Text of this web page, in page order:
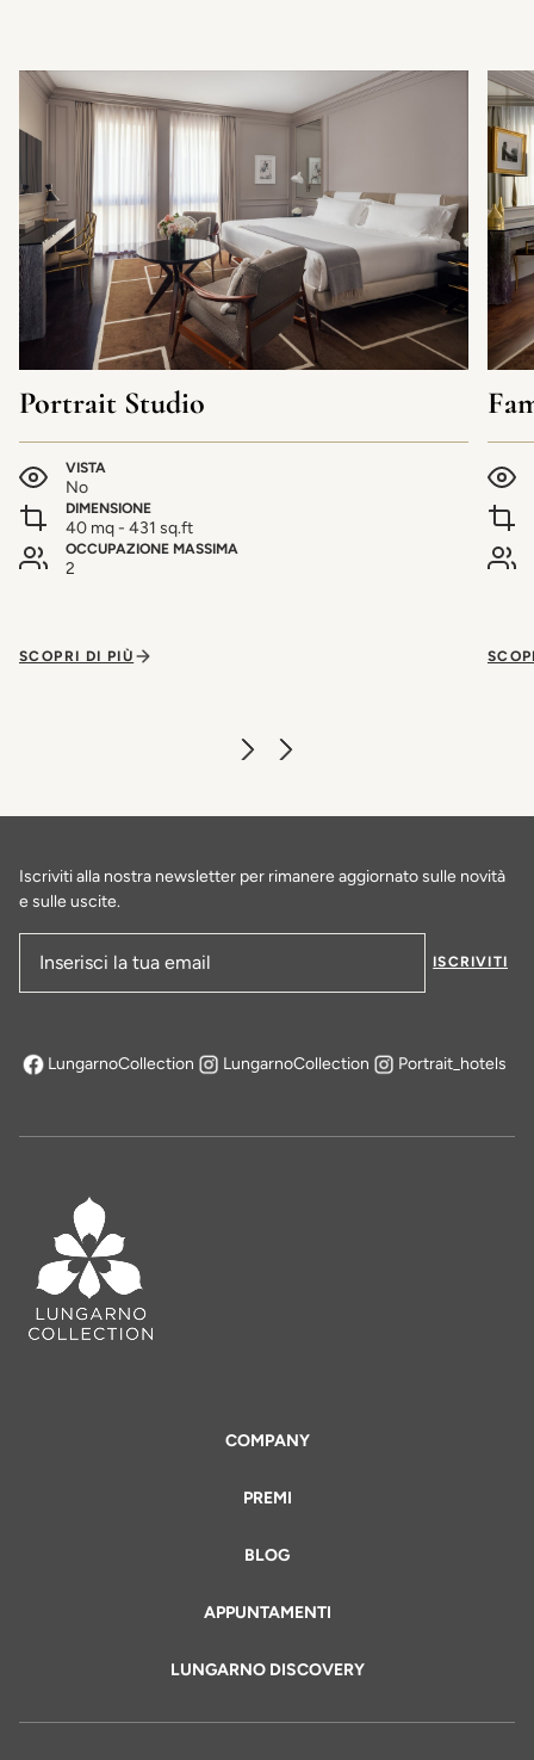
Portrait Studio
VISTA
No
DIMENSIONE
40 mq - 431 sq.ft
OCCUPAZIONE MASSIMA
2
SCOPRI DI PIÙ
COMPANY
PREMI
BLOG
APPUNTAMENTI
LUNGARNO DISCOVERY
Iscriviti alla nostra newsletter per rimanere aggiornato sulle novità
e sulle uscite.
ISCRIVITI
LungarnoCollection
si apre in una nuova scheda
LungarnoCollection Portrait_hotels